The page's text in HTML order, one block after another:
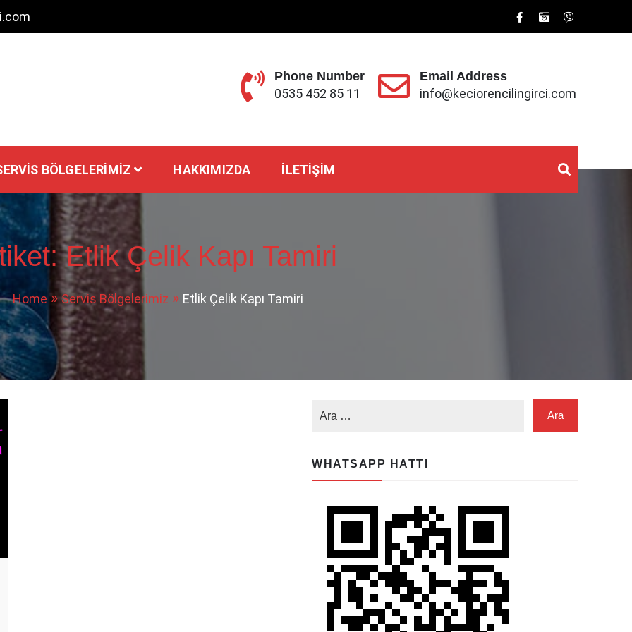
Phone Number
0535 452 85 11
Email Address
info@keciorencilingirci.com
BÖLGELERIMIZ HAKKIMIZDA İLETIŞIM
Etlik Çelik Kapı Tamiri
Home Servis Bölgelerimiz Etlik Çelik Kapı Tamiri
WHATSAPP HATTI